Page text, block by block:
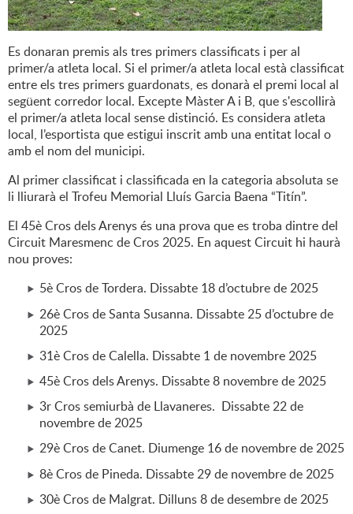
Es donaran premis als tres primers classificats i per al
primer/a atleta local. Si el primer/a atleta local està classificat
entre els tres primers guardonats, es donarà el premi local al
següent corredor local. Excepte Màster A i B, que s'escollirà
el primer/a atleta local sense distinció. Es considera atleta
local, l’esportista que estigui inscrit amb una entitat local o
amb el nom del municipi.
Al primer classificat i classificada en la categoria absoluta se
li lliurarà el Trofeu Memorial Lluís Garcia Baena “Titín”.
El 45è Cros dels Arenys és una prova que es troba dintre del
Circuit Maresmenc de Cros 2025. En aquest Circuit hi haurà
nou proves:
5è Cros de Tordera. Dissabte 18 d’octubre de 2025
26è Cros de Santa Susanna. Dissabte 25 d’octubre de
2025
31è Cros de Calella. Dissabte 1 de novembre 2025
45è Cros dels Arenys. Dissabte 8 novembre de 2025
3r Cros semiurbà de Llavaneres. Dissabte 22 de
novembre de 2025
29è Cros de Canet. Diumenge 16 de novembre de 2025
8è Cros de Pineda. Dissabte 29 de novembre de 2025
30è Cros de Malgrat. Dilluns 8 de desembre de 2025